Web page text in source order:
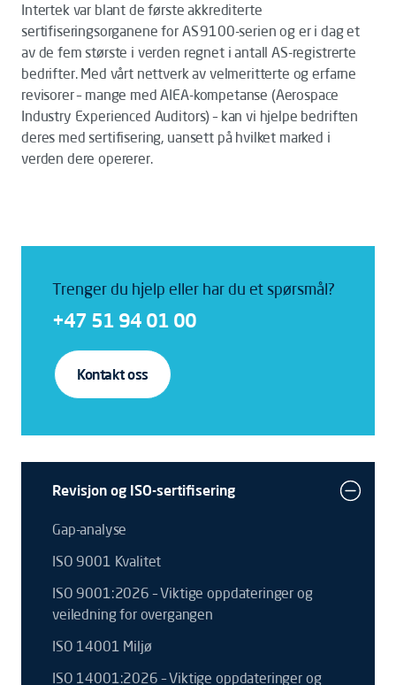
Intertek var blant de første akkrediterte
sertifiseringsorganene for AS 9100-serien og er i dag et
av de fem største i verden regnet i antall AS-registrerte
bedrifter. Med vårt nettverk av velmeritterte og erfarne
revisorer – mange med AIEA-kompetanse (Aerospace
Industry Experienced Auditors) – kan vi hjelpe bedriften
deres med sertifisering, uansett på hvilket marked i
verden dere opererer.
Trenger du hjelp eller har du et spørsmål?
+47 51 94 01 00
Kontakt oss
Revisjon og ISO-sertifisering
Gap-analyse
ISO 9001 Kvalitet
ISO 9001:2026 – Viktige oppdateringer og
veiledning for overgangen
ISO 14001 Miljø
ISO 14001:2026 – Viktige oppdateringer og